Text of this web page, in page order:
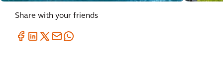
Share with your friends